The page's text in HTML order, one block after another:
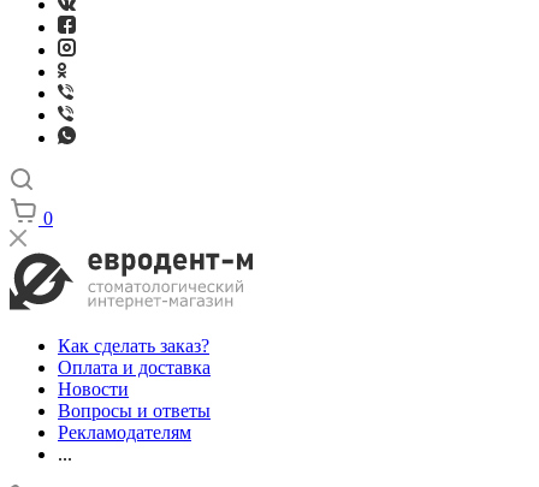
0
Как сделать заказ?
Оплата и доставка
Новости
Вопросы и ответы
Рекламодателям
...